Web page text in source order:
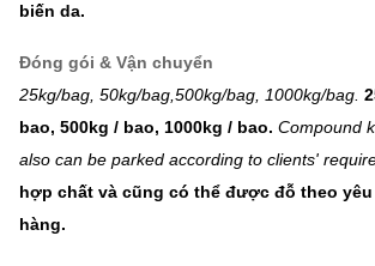
biến da.
Đóng gói & Vận chuyển
25kg/bag, 50kg/bag,500kg/bag, 1000kg/bag.
bao, 500kg / bao, 1000kg / bao. Compound
also can be parked according to clients'
hợp chất và cũng có thể được đỗ theo
hàng.